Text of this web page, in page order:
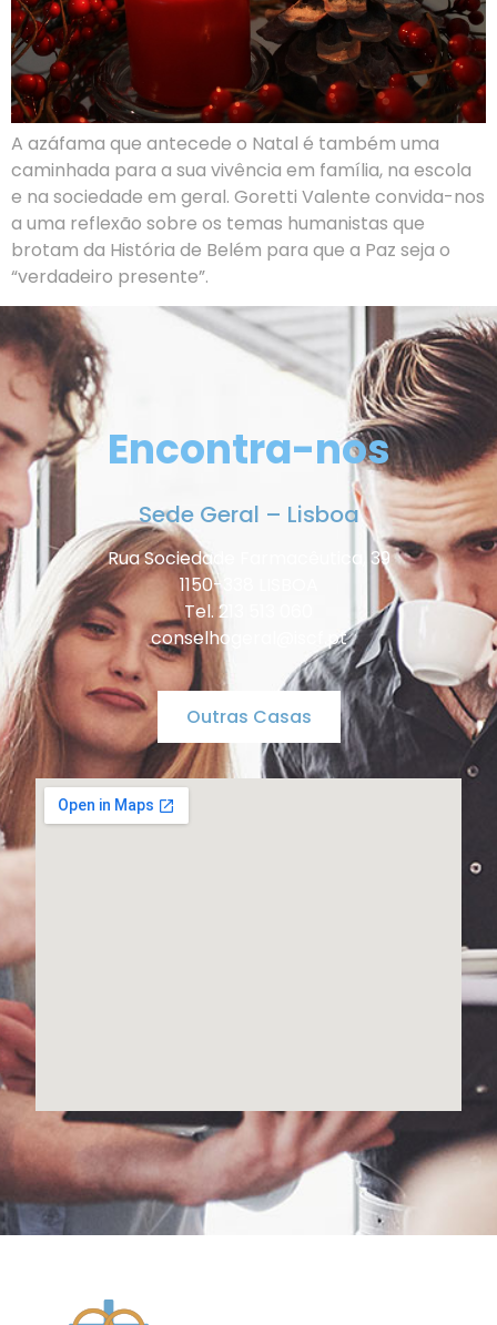
A azáfama que antecede o Natal é também uma
caminhada para a sua vivência em família, na escola
e na sociedade em geral. Goretti Valente convida-nos
a uma reflexão sobre os temas humanistas que
brotam da História de Belém para que a Paz seja o
“verdadeiro presente”.
Encontra-nos
Sede Geral – Lisboa
Rua Sociedade Farmacêutica, 39
1150-338 LISBOA
Tel. 213 513 060
conselhogeral@iscf.pt
Outras Casas